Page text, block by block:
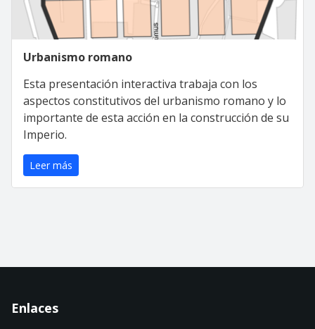
Urbanismo romano
Esta presentación interactiva trabaja con los
aspectos constitutivos del urbanismo romano y lo
importante de esta acción en la construcción de su
Imperio.
Leer más
Enlaces